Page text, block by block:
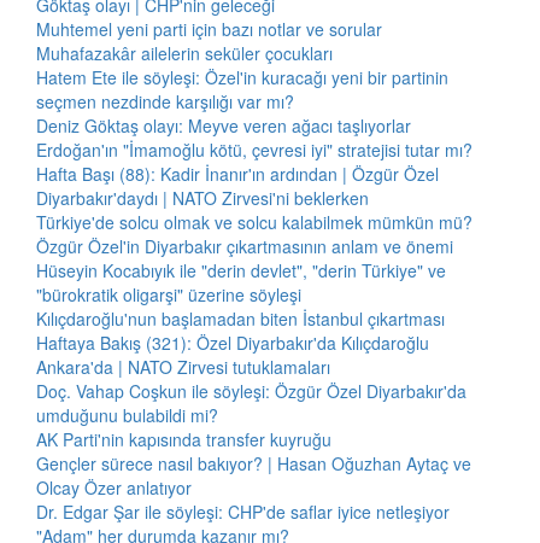
Göktaş olayı | CHP'nin geleceği
Muhtemel yeni parti için bazı notlar ve sorular
Muhafazakâr ailelerin seküler çocukları
Hatem Ete ile söyleşi: Özel'in kuracağı yeni bir partinin
seçmen nezdinde karşılığı var mı?
Deniz Göktaş olayı: Meyve veren ağacı taşlıyorlar
Erdoğan'ın "İmamoğlu kötü, çevresi iyi" stratejisi tutar mı?
Hafta Başı (88): Kadir İnanır'ın ardından | Özgür Özel
Diyarbakır'daydı | NATO Zirvesi'ni beklerken
Türkiye'de solcu olmak ve solcu kalabilmek mümkün mü?
Özgür Özel'in Diyarbakır çıkartmasının anlam ve önemi
Hüseyin Kocabıyık ile "derin devlet", "derin Türkiye" ve
"bürokratik oligarşi" üzerine söyleşi
Kılıçdaroğlu'nun başlamadan biten İstanbul çıkartması
Haftaya Bakış (321): Özel Diyarbakır'da Kılıçdaroğlu
Ankara'da | NATO Zirvesi tutuklamaları
Doç. Vahap Coşkun ile söyleşi: Özgür Özel Diyarbakır'da
umduğunu bulabildi mi?
AK Parti'nin kapısında transfer kuyruğu
Gençler sürece nasıl bakıyor? | Hasan Oğuzhan Aytaç ve
Olcay Özer anlatıyor
Dr. Edgar Şar ile söyleşi: CHP'de saflar iyice netleşiyor
"Adam" her durumda kazanır mı?